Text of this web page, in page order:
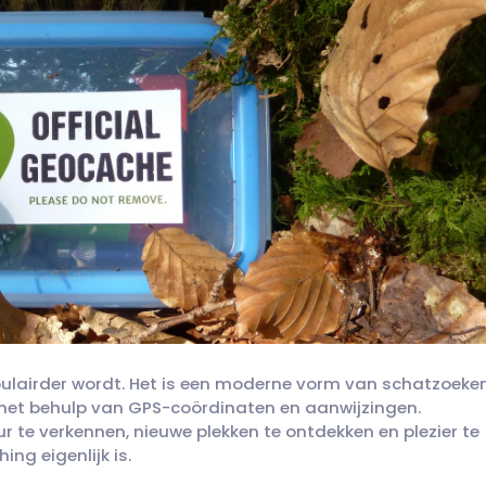
wordt. Het is een moderne vorm van
behulp van GPS-coördinaten en aanwijzingen.
verkennen, nieuwe plekken te ontdekken en plezier te
eigenlijk is.